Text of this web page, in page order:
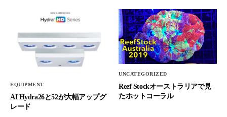
EQUIPMENT
AI Hydra26と52が大幅アップグ
レード
UNCATEGORIZED
Reef Stockオーストラリアで見
たホットコーラル